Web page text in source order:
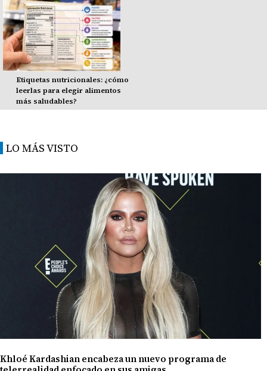
Etiquetas nutricionales: ¿cómo
leerlas para elegir alimentos
más saludables?
LO MÁS VISTO
Khloé Kardashian encabeza un nuevo programa de